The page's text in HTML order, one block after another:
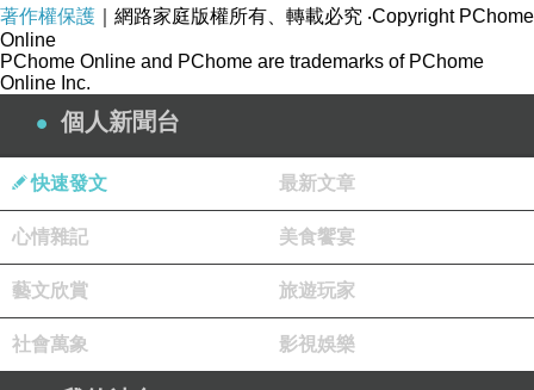
1. 資本鏈不受影響
房地產、基建、企業入股等投資與經營管理簽證無關，外
資可直接通過法人公司落地。高額資金更不會受限，反而
可能集中在少數大財團手中，形成更強的壟斷力量。
2. 經濟鏈依舊收窄
經濟依賴的根本原因是產業競爭力轉移，而不是移民政
策。即使阻止一部分中小企業投資，日本依舊需要進口中
國的新能源產品、AI 硬件與零部件。
3. 社會鏈只是被延緩
旅遊簽證、留學簽證、技能實習制度才是人流的主要入
著作權保護 ｜網路家庭版權所有、轉載必究 ‧Copyright PChome
Online
PChome Online and PChome are trademarks of PChome
Online Inc.
個人新聞台
快速發文 最新文章
心情雜記 美食饗宴
藝文欣賞 旅遊玩家
社會萬象 影視娛樂